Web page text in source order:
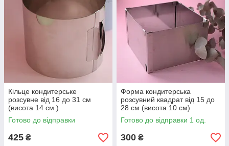
Кільце кондитерське
розсувне від 16 до 31 см
(висота 14 см.)
Готово до відправки
425 ₴
Форма кондитерська
розсувний квадрат від 15 до
28 см (висота 10 см)
Готово до відправки 1 од.
300 ₴